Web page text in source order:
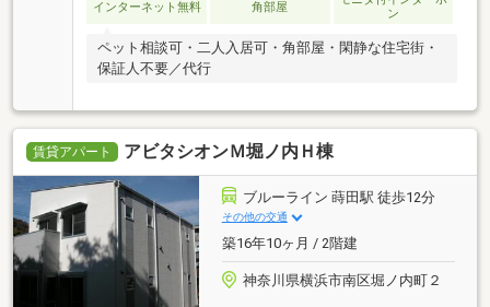
インターネット無料 角部屋
ン
ペット相談可・二人入居可・角部屋・閑静な住宅街・
保証人不要／代行
賃貸アパート アビタシオンＭ堀ノ内Ｈ棟
ブルーライン 蒔田駅 徒歩12分
その他の交通
築16年10ヶ月 / 2階建
神奈川県横浜市南区堀ノ内町２